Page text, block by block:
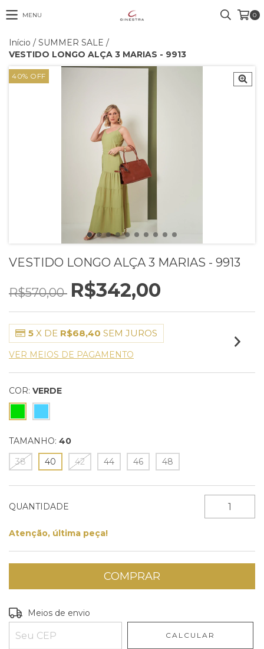
MENU 0
Início / SUMMER SALE /
VESTIDO LONGO ALÇA 3 MARIAS - 9913
40% OFF
VESTIDO LONGO ALÇA 3 MARIAS - 9913
R$570,00 R$342,00
5 X DE R$68,40 SEM JUROS
VER MEIOS DE PAGAMENTO
COR: VERDE
TAMANHO: 40
38
40 42 44 46 48
QUANTIDADE
Atenção, última peça!
Entregas para o CEP:
Meios de envio
CALCULAR